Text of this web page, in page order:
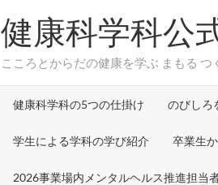
健康科学科公
こころとからだの健康を学ぶ まもる つ
健康科学科の5つの仕掛け のびしろ
学生による学科の学び紹介 卒業生
2026事業場内メンタルヘルス推進担当